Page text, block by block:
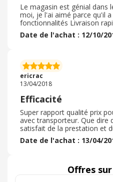
Le magasin est génial dans
moi, je l'ai aimé parce qu'il
fonctionnalités Livraison
convenable, je vous
bonne chance à tous car
impressionné et j'espère
contuni tout léqpe de ce
Date de l'achat : 12/10/
ericrac
13/04/2018
Efficacité
Super rapport qualité prix
avec transporteur. Que dire
satisfait de la prestation et
l'inscription est également
de belles économies
Date de l'achat : 13/04/
Offres